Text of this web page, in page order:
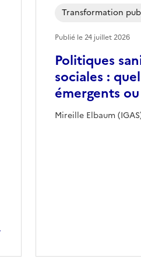
Politiques
sociales :
émergents
Mireille Elbaum
Transformation
Publié le24 juillet 2026